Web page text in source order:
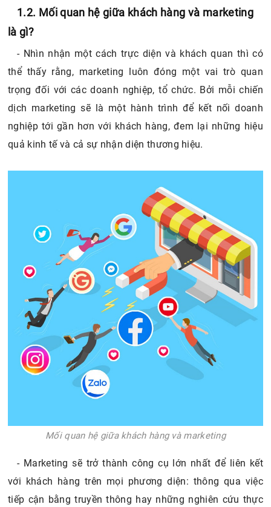
1.2. Mối quan hệ giữa khách hàng và marketing
là gì?
- Nhìn nhận một cách trực diện và khách quan thì có
thể thấy rằng, marketing luôn đóng một vai trò quan
trọng đối với các doanh nghiệp, tổ chức. Bởi mỗi chiến
dịch marketing sẽ là một hành trình để kết nối doanh
nghiệp tới gần hơn với khách hàng, đem lại những hiệu
quả kinh tế và cả sự nhận diện thương hiệu.
Mối quan hệ giữa khách hàng và marketing
- Marketing sẽ trở thành công cụ lớn nhất để liên kết
với khách hàng trên mọi phương diện: thông qua việc
tiếp cận bằng truyền thông hay những nghiên cứu thực